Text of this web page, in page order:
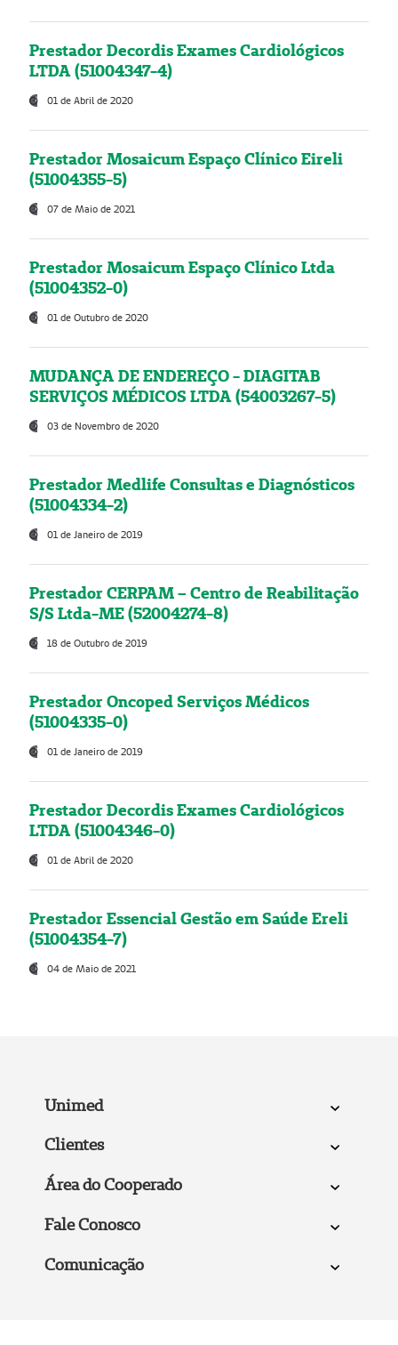
Prestador Decordis Exames Cardiológicos
LTDA (51004347-4)
01 de Abril de 2020
Prestador Mosaicum Espaço Clínico Eireli
(51004355-5)
07 de Maio de 2021
Prestador Mosaicum Espaço Clínico Ltda
(51004352-0)
01 de Outubro de 2020
MUDANÇA DE ENDEREÇO - DIAGITAB
SERVIÇOS MÉDICOS LTDA (54003267-5)
03 de Novembro de 2020
Prestador Medlife Consultas e Diagnósticos
(51004334-2)
01 de Janeiro de 2019
Prestador CERPAM – Centro de Reabilitação
S/S Ltda-ME (52004274-8)
18 de Outubro de 2019
Prestador Oncoped Serviços Médicos
(51004335-0)
01 de Janeiro de 2019
Prestador Decordis Exames Cardiológicos
LTDA (51004346-0)
01 de Abril de 2020
Prestador Essencial Gestão em Saúde Ereli
(51004354-7)
04 de Maio de 2021
Unimed
Clientes
Área do Cooperado
Fale Conosco
Comunicação